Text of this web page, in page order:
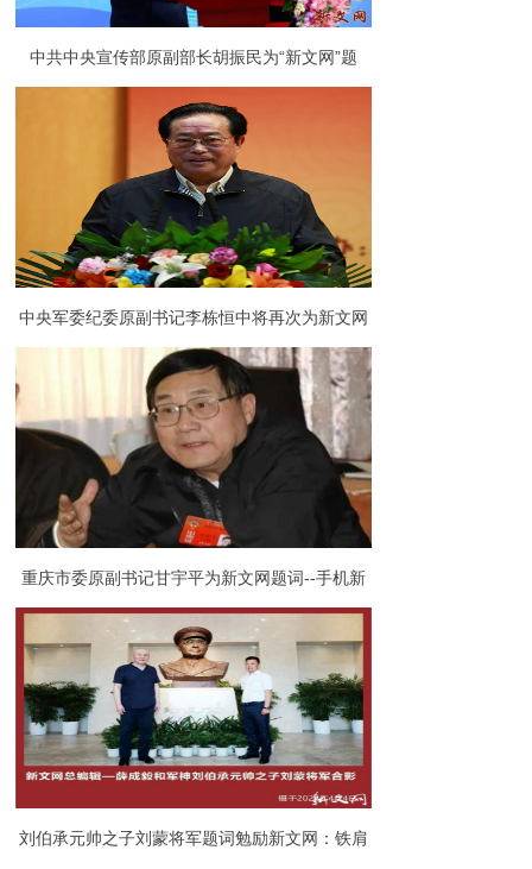
中共中央宣传部原副部长胡振民为“新文网”题
词：弘扬伟大抗战精神
中央军委纪委原副书记李栋恒中将再次为新文网
题词——办好新文网 传播正能量
重庆市委原副书记甘宇平为新文网题词--手机新
媒体 点开便见喜
刘伯承元帅之子刘蒙将军题词勉励新文网：铁肩